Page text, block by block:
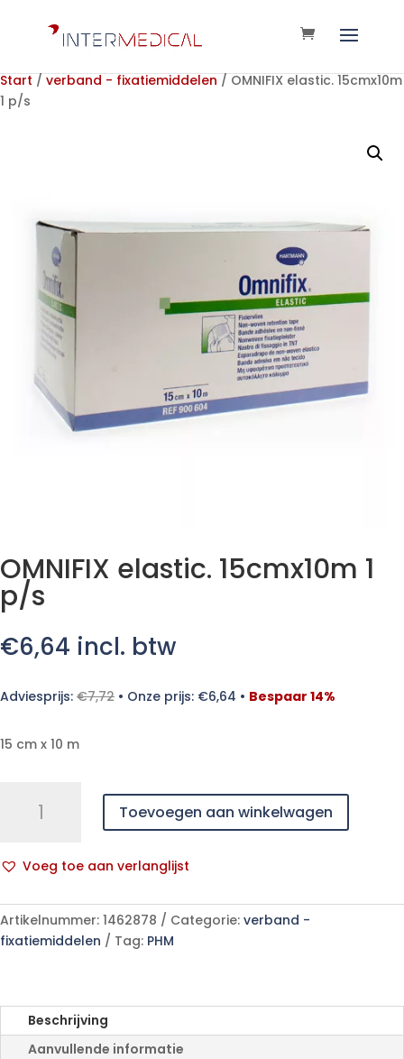
Start / verband - fixatiemiddelen / OMNIFIX elastic. 15cmx10m
1 p/s
OMNIFIX elastic. 15cmx10m 1
p/s
€6,64 incl. btw
Adviesprijs: €7,72 • Onze prijs: €6,64 • Bespaar 14%
15 cm x 10 m
elastic.
p/s
Toevoegen aan winkelwagen
Voeg toe aan verlanglijst
l
t
e
a
t
Artikelnummer: 1462878 Categorie: verband -
fixatiemiddelen
Tag: PHM
Beschrijving
Aanvullende informatie